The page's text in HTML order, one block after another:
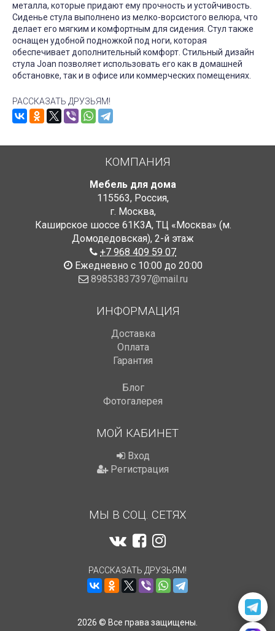
металла, которые придают ему прочность и устойчивость.
Сиденье стула выполнено из мелко-ворсистого велюра, что
делает его мягким и комфортным для сидения. Стул также
оснащен удобной подножкой под ноги, которая
обеспечивает дополнительный комфорт. Стильный дизайн
стула Joan позволяет использовать его как в домашней
обстановке, так и в офисе или коммерческих помещениях.
РАССКАЗАТЬ ДРУЗЬЯМ!
КОМПАНИЯ
Мебель для дома
115563, Россия,
г. Москва,
Каширское шоссе 61К3А, ТЦ «Москва» (м.
Домодедовская), 2-й этаж
+7 968 409 59 07
Ежедневно с 10:00 до 20:00
89853837397@mail.ru
ИНФОРМАЦИЯ
Доставка
Оплата
Гарантия
Блог
Фотогалерея
МОЙ КАБИНЕТ
Вход
Регистрация
МЫ В СОЦ. СЕТЯХ
РАССКАЗАТЬ ДРУЗЬЯМ!
2026 © Все права защищены.